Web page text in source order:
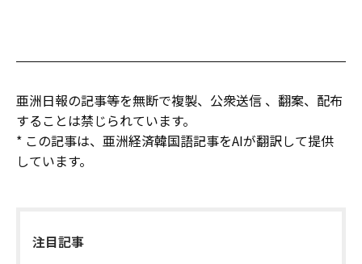
亜洲日報の記事等を無断で複製、公衆送信 、翻案、配布
することは禁じられています。
* この記事は、亜洲経済韓国語記事をAIが翻訳して提供
しています。
注目記事